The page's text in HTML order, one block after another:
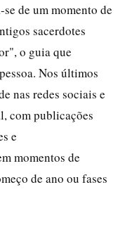
de um momento de
sacerdotes
o guia que
Nos últimos
nas redes sociais e
com publicações
e
momentos de
de ano ou fases